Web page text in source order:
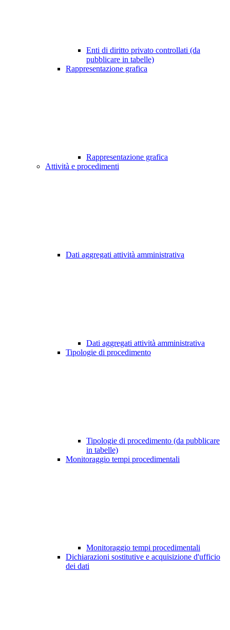
Enti di diritto privato controllati (da
pubblicare in tabelle)
Rappresentazione grafica
Rappresentazione grafica
Attività e procedimenti
Dati aggregati attività amministrativa
Dati aggregati attività amministrativa
Tipologie di procedimento
Tipologie di procedimento (da pubblicare
in tabelle)
Monitoraggio tempi procedimentali
Monitoraggio tempi procedimentali
Dichiarazioni sostitutive e acquisizione d'ufficio
dei dati